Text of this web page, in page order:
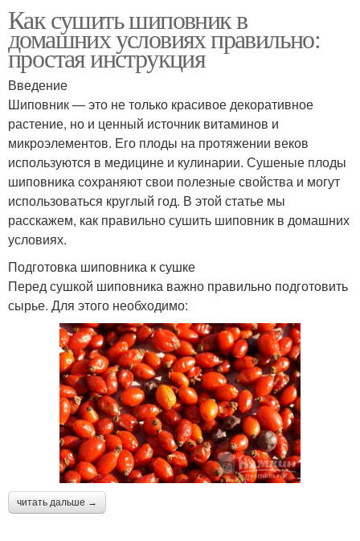
Как сушить шиповник в
домашних условиях правильно:
простая инструкция
Введение
Шиповник — это не только красивое декоративное
растение, но и ценный источник витаминов и
микроэлементов. Его плоды на протяжении веков
используются в медицине и кулинарии. Сушеные плоды
шиповника сохраняют свои полезные свойства и могут
использоваться круглый год. В этой статье мы
расскажем, как правильно сушить шиповник в домашних
условиях.
Подготовка шиповника к сушке
Перед сушкой шиповника важно правильно подготовить
сырье. Для этого необходимо:
читать дальше →